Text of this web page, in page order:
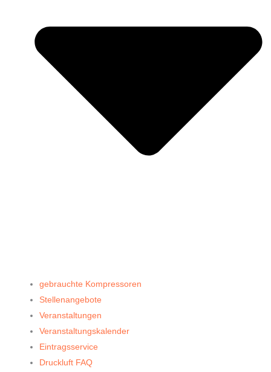
gebrauchte Kompressoren
Stellenangebote
Veranstaltungen
Veranstaltungskalender
Eintragsservice
Druckluft FAQ